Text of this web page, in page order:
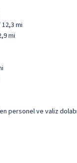
mi
mi
personel ve valiz